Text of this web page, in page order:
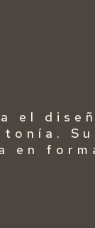
el
en